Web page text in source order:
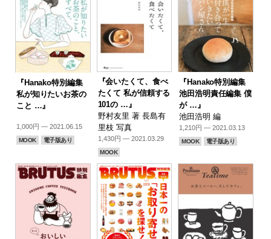
『Hanako特別編集
私が知りたいお茶の
こと …』
1,000円 — 2021.06.15
MOOK 電子版あり
『会いたくて、食べ
たくて 私が信頼する
101の …』
野村友里 著 長島有
里枝 写真
1,430円 — 2021.03.29
MOOK
『Hanako特別編集
池田浩明責任編集 僕
が …』
池田浩明 編
1,210円 — 2021.03.13
MOOK 電子版あり